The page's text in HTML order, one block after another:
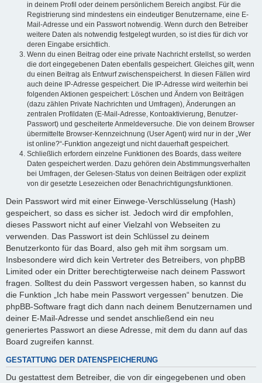
in deinem Profil oder deinem persönlichem Bereich angibst. Für die
Registrierung sind mindestens ein eindeutiger Benutzername, eine E-
Mail-Adresse und ein Passwort notwendig. Wenn durch den Betreiber
weitere Daten als notwendig festgelegt wurden, so ist dies für dich vor
deren Eingabe ersichtlich.
Wenn du einen Beitrag oder eine private Nachricht erstellst, so werden
die dort eingegebenen Daten ebenfalls gespeichert. Gleiches gilt, wenn
du einen Beitrag als Entwurf zwischenspeicherst. In diesen Fällen wird
auch deine IP-Adresse gespeichert. Die IP-Adresse wird weiterhin bei
folgenden Aktionen gespeichert: Löschen und Ändern von Beiträgen
(dazu zählen Private Nachrichten und Umfragen), Änderungen an
zentralen Profildaten (E-Mail-Adresse, Kontoaktivierung, Benutzer-
Passwort) und gescheiterte Anmeldeversuche. Die von deinem Browser
übermittelte Browser-Kennzeichnung (User Agent) wird nur in der „Wer
ist online?“-Funktion angezeigt und nicht dauerhaft gespeichert.
Schließlich erfordern einzelne Funktionen des Boards, dass weitere
Daten gespeichert werden. Dazu gehören dein Abstimmungsverhalten
bei Umfragen, der Gelesen-Status von deinen Beiträgen oder explizit
von dir gesetzte Lesezeichen oder Benachrichtigungsfunktionen.
Dein Passwort wird mit einer Einwege-Verschlüsselung (Hash)
gespeichert, so dass es sicher ist. Jedoch wird dir empfohlen,
dieses Passwort nicht auf einer Vielzahl von Webseiten zu
verwenden. Das Passwort ist dein Schlüssel zu deinem
Benutzerkonto für das Board, also geh mit ihm sorgsam um.
Insbesondere wird dich kein Vertreter des Betreibers, von phpBB
Limited oder ein Dritter berechtigterweise nach deinem Passwort
fragen. Solltest du dein Passwort vergessen haben, so kannst du
die Funktion „Ich habe mein Passwort vergessen“ benutzen. Die
phpBB-Software fragt dich dann nach deinem Benutzernamen und
deiner E-Mail-Adresse und sendet anschließend ein neu
generiertes Passwort an diese Adresse, mit dem du dann auf das
Board zugreifen kannst.
GESTATTUNG DER DATENSPEICHERUNG
Du gestattest dem Betreiber, die von dir eingegebenen und oben